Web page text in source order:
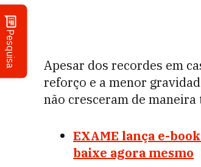
Pesquisa
Apesar dos recordes em
reforço e a menor
não cresceram de maneira
EXAME lança e-
baixe agora mesmo